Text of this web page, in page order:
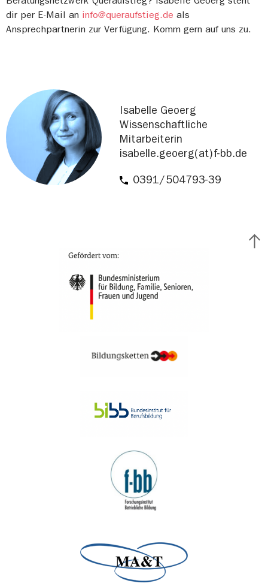
dir per E-Mail an info@queraufstieg.de als
Ansprechpartnerin zur Verfügung. Komm gern auf uns zu.
Isabelle Geoerg
Wissenschaftliche
Mitarbeiterin
isabelle.geoerg(at)f-bb.de
0391/504793-39